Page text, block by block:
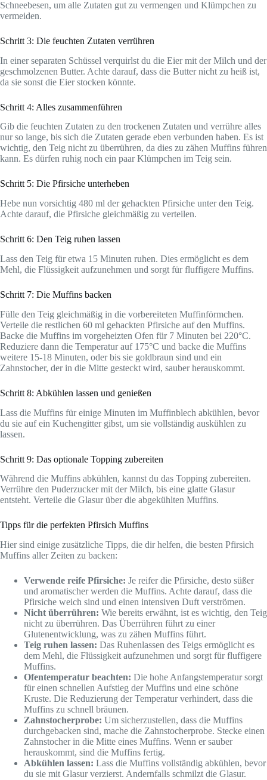
Schneebesen, um alle Zutaten gut zu vermengen und Klümpchen zu
vermeiden.
Schritt 3: Die feuchten Zutaten verrühren
In einer separaten Schüssel verquirlst du die Eier mit der Milch und der
geschmolzenen Butter. Achte darauf, dass die Butter nicht zu heiß ist,
da sie sonst die Eier stocken könnte.
Schritt 4: Alles zusammenführen
Gib die feuchten Zutaten zu den trockenen Zutaten und verrühre alles
nur so lange, bis sich die Zutaten gerade eben verbunden haben. Es ist
wichtig, den Teig nicht zu überrühren, da dies zu zähen Muffins führen
kann. Es dürfen ruhig noch ein paar Klümpchen im Teig sein.
Schritt 5: Die Pfirsiche unterheben
Hebe nun vorsichtig 480 ml der gehackten Pfirsiche unter den Teig.
Achte darauf, die Pfirsiche gleichmäßig zu verteilen.
Schritt 6: Den Teig ruhen lassen
Lass den Teig für etwa 15 Minuten ruhen. Dies ermöglicht es dem
Mehl, die Flüssigkeit aufzunehmen und sorgt für fluffigere Muffins.
Schritt 7: Die Muffins backen
Fülle den Teig gleichmäßig in die vorbereiteten Muffinförmchen.
Verteile die restlichen 60 ml gehackten Pfirsiche auf den Muffins.
Backe die Muffins im vorgeheizten Ofen für 7 Minuten bei 220°C.
Reduziere dann die Temperatur auf 175°C und backe die Muffins
weitere 15-18 Minuten, oder bis sie goldbraun sind und ein
Zahnstocher, der in die Mitte gesteckt wird, sauber herauskommt.
Schritt 8: Abkühlen lassen und genießen
Lass die Muffins für einige Minuten im Muffinblech abkühlen, bevor
du sie auf ein Kuchengitter gibst, um sie vollständig auskühlen zu
lassen.
Schritt 9: Das optionale Topping zubereiten
Während die Muffins abkühlen, kannst du das Topping zubereiten.
Verrühre den Puderzucker mit der Milch, bis eine glatte Glasur
entsteht. Verteile die Glasur über die abgekühlten Muffins.
Tipps für die perfekten Pfirsich Muffins
Hier sind einige zusätzliche Tipps, die dir helfen, die besten Pfirsich
Muffins aller Zeiten zu backen:
Verwende reife Pfirsiche: Je reifer die Pfirsiche, desto süßer
und aromatischer werden die Muffins. Achte darauf, dass die
Pfirsiche weich sind und einen intensiven Duft verströmen.
Nicht überrühren: Wie bereits erwähnt, ist es wichtig, den Teig
nicht zu überrühren. Das Überrühren führt zu einer
Glutenentwicklung, was zu zähen Muffins führt.
Teig ruhen lassen: Das Ruhenlassen des Teigs ermöglicht es
dem Mehl, die Flüssigkeit aufzunehmen und sorgt für fluffigere
Muffins.
Ofentemperatur beachten: Die hohe Anfangstemperatur sorgt
für einen schnellen Aufstieg der Muffins und eine schöne
Kruste. Die Reduzierung der Temperatur verhindert, dass die
Muffins zu schnell bräunen.
Zahnstocherprobe: Um sicherzustellen, dass die Muffins
durchgebacken sind, mache die Zahnstocherprobe. Stecke einen
Zahnstocher in die Mitte eines Muffins. Wenn er sauber
herauskommt, sind die Muffins fertig.
Abkühlen lassen: Lass die Muffins vollständig abkühlen, bevor
du sie mit Glasur verzierst. Andernfalls schmilzt die Glasur.